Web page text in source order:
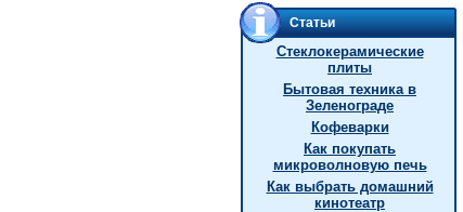
Статьи
Стеклокерамические
плиты
Бытовая техника в
Зеленограде
Кофеварки
Как покупать
микроволновую печь
Как выбрать домашний
кинотеатр